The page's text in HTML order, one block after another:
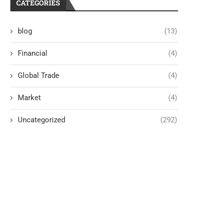
CATEGORIES
blog (13)
Financial (4)
Global Trade (4)
Market (4)
Uncategorized (292)